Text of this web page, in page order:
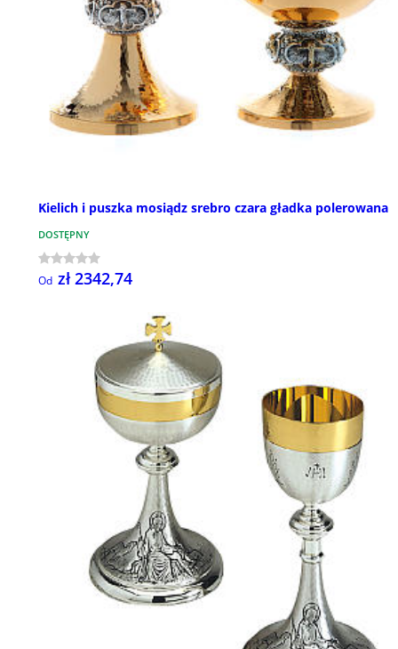
Kielich i puszka mosiądz srebro czara gładka polerowana
DOSTĘPNY
Od zł 2342,74